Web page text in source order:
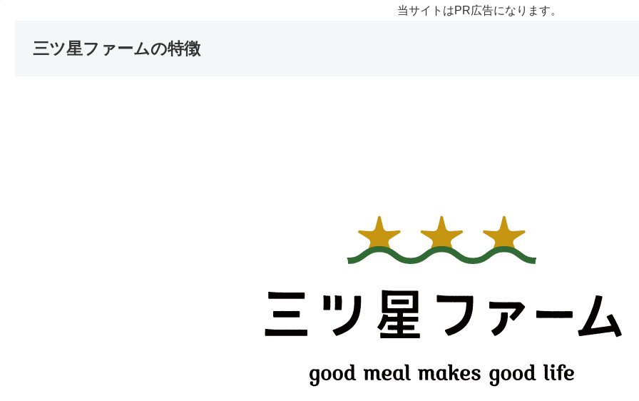
当サイトはPR広告になります。
三ツ星ファームの特徴